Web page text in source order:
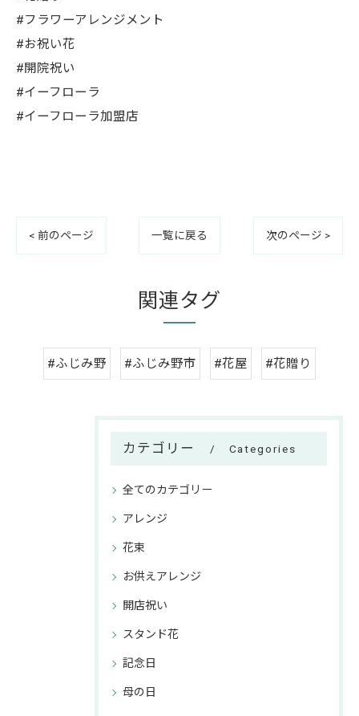
#フラワーアレンジメント
#お祝い花
#開院祝い
#イーフローラ
#イーフローラ加盟店
< 前のページ 一覧に戻る 次のページ >
関連タグ
#ふじみ野 #ふじみ野市 #花屋 #花贈り
カテゴリー Categories
全てのカテゴリー
アレンジ
花束
お供えアレンジ
開店祝い
スタンド花
記念日
母の日